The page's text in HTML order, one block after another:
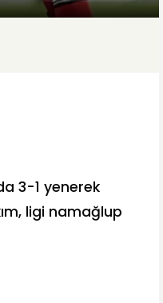
3-1 yenerek
ligi namağlup